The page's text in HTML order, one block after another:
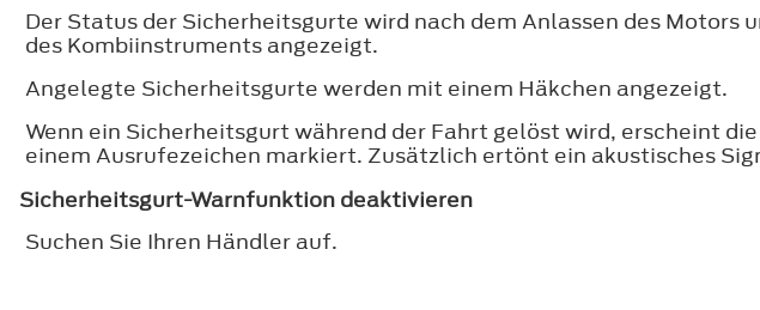
Der Status der Sicherheitsgurte wird nach dem Anlassen des
des Kombiinstruments angezeigt.
Angelegte Sicherheitsgurte werden mit einem Häkchen angezeigt.
Wenn ein Sicherheitsgurt während der Fahrt gelöst wird, erscheint
einem Ausrufezeichen markiert. Zusätzlich ertönt ein akustisches
Sicherheitsgurt-Warnfunktion deaktivieren
Suchen Sie Ihren Händler auf.